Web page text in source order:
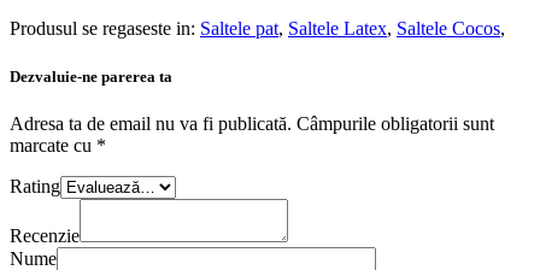
Produsul se regaseste in: Saltele pat, Saltele Latex, Saltele Cocos,
Dezvaluie-ne parerea ta
Adresa ta de email nu va fi publicată. Câmpurile obligatorii sunt
marcate cu *
Rating
Recenzie
Nume